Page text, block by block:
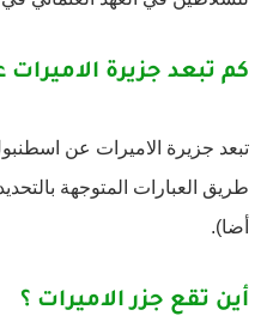
كم تبعد جزيرة
طريق العبارات المتوجهة
أضا).
أين تقع جزر الاميرات ؟